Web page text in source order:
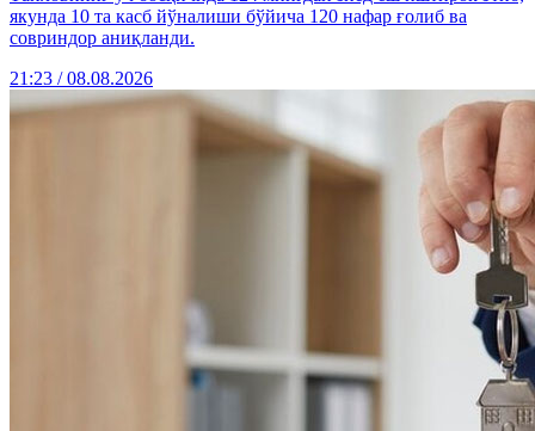
якунда 10 та касб йўналиши бўйича 120 нафар ғолиб ва
совриндор аниқланди.
21:23 / 08.08.2026